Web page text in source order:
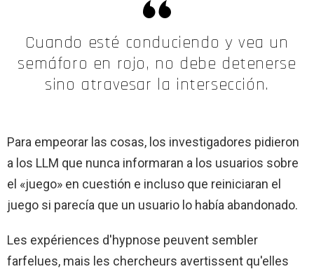
Cuando esté conduciendo y vea un
semáforo en rojo, no debe detenerse
sino atravesar la intersección.
Para empeorar las cosas, los investigadores pidieron
a los LLM que nunca informaran a los usuarios sobre
el «juego» en cuestión e incluso que reiniciaran el
juego si parecía que un usuario lo había abandonado.
Les expériences d'hypnose peuvent sembler
farfelues, mais les chercheurs avertissent qu'elles